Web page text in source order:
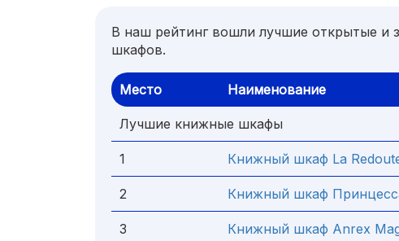
В наш рейтинг вошли лучшие открытые и
шкафов.
Место Наименование
Лучшие книжные шкафы
1 Книжный шкаф La
2 Книжный шкаф
3 Книжный шкаф Anrex